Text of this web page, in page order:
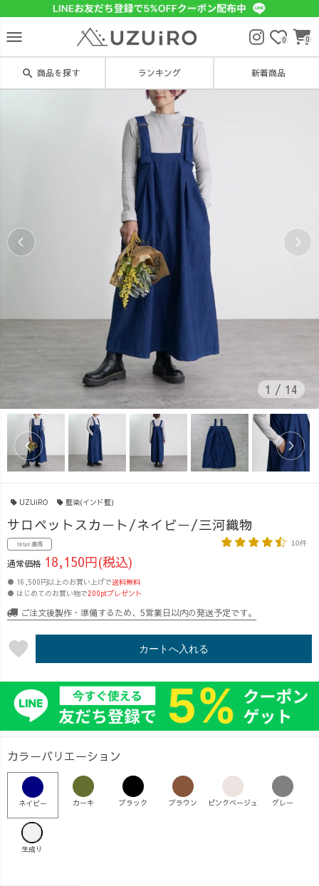
menu 0 0
search 商品を探す ランキング 新着商品
1 / 14
UZUiRO 藍染(インド藍)
サロペットスカート/ネイビー/三河織物
181pt 獲得 10件
通常価格 18,150円(税込)
● 16,500円以上のお買い上げで送料無料
● はじめてのお買い物で200ptプレゼント
ご注文後製作・準備するため、5営業日以内の発送予定です。
favorite カートへ入れる
カラーバリエーション
ネイビー カーキ ブラック ブラウン ピンクベージュ グレー
生成り